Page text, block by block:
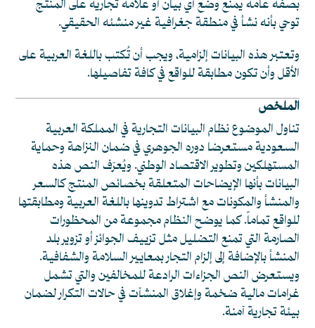
بصفة عامة يمنع وضع أي بيان أو علامة تجارية على المنتج
توحي بأنه نشأ في منطقة جغرافية غير منشئه الحقيقي.
وتعتبر هذه البيانات إلزامية، ويجب أن تُكتب باللغة العربية على
الأقل وأن تكون مطابقة للواقع في كافة تفاصيلها.
الملخص
تناول الموضوع نظام البيانات التجارية في المملكة العربية
السعودية مستعرضا دوره الجوهري في ضمان النزاهة وحماية
المستهلكين وتطوير الاقتصاد الوطني. ويُعرّف النص هذه
البيانات بأنها الإيضاحات المتعلقة بخصائص المنتج كالسعر
والمنشأ والمكونات مع اشتراط تدوينها باللغة العربية ومطابقتها
للواقع تماماً. كما يوضح النظام مجموعة من المحظورات
الصارمة التي تمنع التضليل مثل تزييف الجوائز أو تزوير بلد
المنشأ بالإضافة إلى إلزام التجار بمعايير السلامة والشفافية.
ويستعرض النص الجزاءات الرادعة للمخالفين والتي تشمل
غرامات مالية ضخمة وإغلاق المنشآت في حالات التكرار لضمان
بيئة تجارية آمنة.